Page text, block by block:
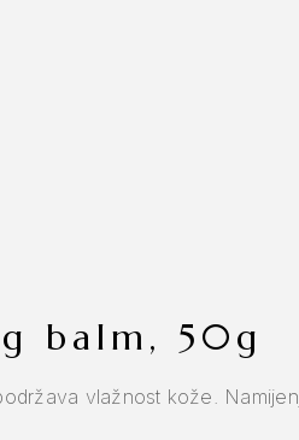
balm, 50g
vlažnost kože.